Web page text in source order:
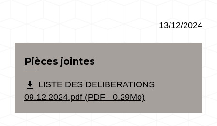
13/12/2024
Pièces jointes
file_download LISTE DES DELIBERATIONS
09.12.2024.pdf (PDF - 0.29Mo)